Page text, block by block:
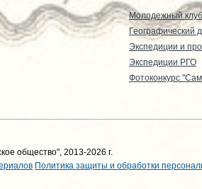
Молодежный клуб
Географический
Экспедиции и
Экспедиции РГО
Фотоконкурс
общество", 2013-2026 г.
Политика защиты и обработки